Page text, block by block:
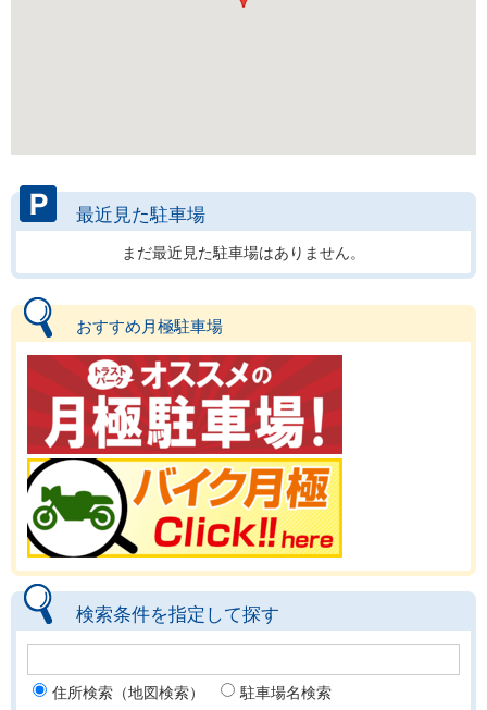
最近見た駐車場
まだ最近見た駐車場はありません。
おすすめ月極駐車場
検索条件を指定して探す
住所検索（地図検索） 駐車場名検索